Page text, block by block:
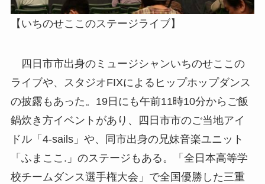
【いちのせここのステージライブ】
四日市市出身のミュージシャンいちのせここの
ライブや、スタジオFIXによるヒップホップダンス
の披露もあった。19日にも午前11時10分からご飯
鍋炊き方イベントがあり、四日市市のご当地アイ
ドル「4-sails」や、同市出身の兄妹音楽ユニット
「ふまここ.」のステージもある。「全日本高等学
校チームダンス選手権大会」で全国優勝した三重